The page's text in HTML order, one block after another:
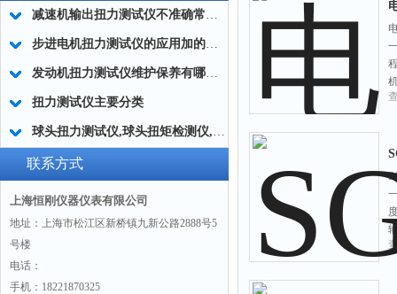
减速机输出扭力测试仪不准确常用的处理方法
步进电机扭力测试仪的应用加的广泛
发动机扭力测试仪维护保养有哪些分类?
扭力测试仪主要分类
球头扭力测试仪,球头扭矩检测仪,汽车球头旋转扭矩测定仪
联系方式
上海恒刚仪器仪表有限公司
地址：上海市松江区新桥镇九新公路2888号5
号楼
电话：
手机：18221870325